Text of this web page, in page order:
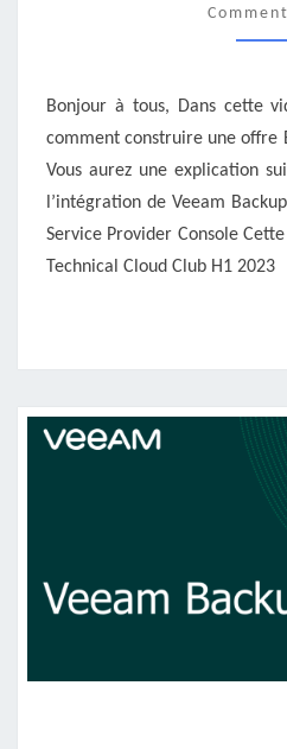
LE
Bonjour à tous, Dans cette
comment construire une offre
Vous aurez une explication
l’intégration de Veeam
Service Provider Console
Technical Cloud Club H1 2023